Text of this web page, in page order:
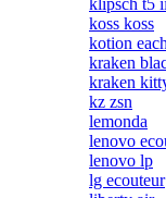
klipsch t5 ii
koss koss
kotion each
kraken
kraken
kz zsn
lemonda
lenovo
lenovo lp
lg ecouteur